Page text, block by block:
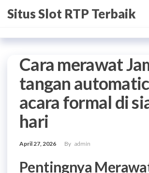
toSitus Slot RTP Terbaik
Cara merawat
tangan
acara formal di
hari
April 27, 2026 By admin
Pentingnya